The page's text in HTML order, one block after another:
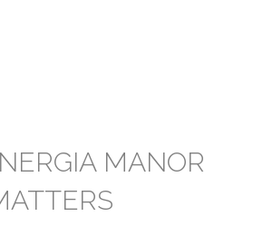
MANOR